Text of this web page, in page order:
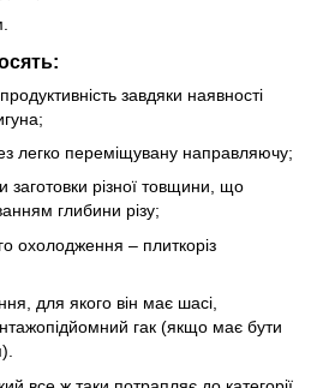
завдяки наявності
легко переміщувану направляючу;
заготовки різної товщини, що
глибини різу;
охолодження – плиткоріз
для якого він має шасі,
гак (якщо має бути